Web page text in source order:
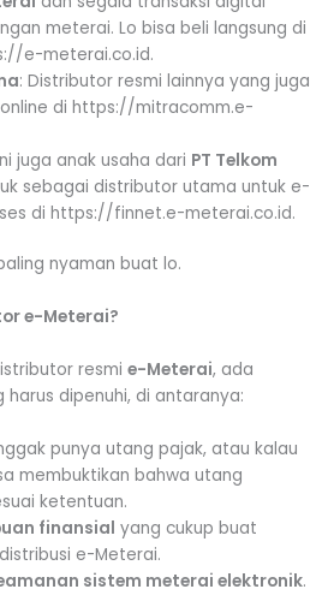
meterai. Lo bisa beli langsung di
e-meterai.co.id.
: Distributor resmi lainnya yang juga
di https://mitracomm.e-
juga anak usaha dari PT Telkom
sebagai distributor utama untuk e-
di https://finnet.e-meterai.co.id.
nyaman buat lo.
e-Meterai?
resmi e-Meterai, ada
dipenuhi, di antaranya:
punya utang pajak, atau kalau
membuktikan bahwa utang
ketentuan.
finansial yang cukup buat
e-Meterai.
sistem meterai elektronik.